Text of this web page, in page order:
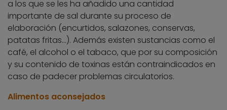
a los que se les ha añadido una cantidad
importante de sal durante su proceso de
elaboración (encurtidos, salazones, conservas,
patatas fritas…). Además existen sustancias como el
café, el alcohol o el tabaco, que por su composición
y su contenido de toxinas están contraindicados en
caso de padecer problemas circulatorios.
Alimentos aconsejados